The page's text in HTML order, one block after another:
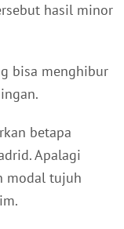
hasil minor
bisa menghibur
betapa
Apalagi
modal tujuh